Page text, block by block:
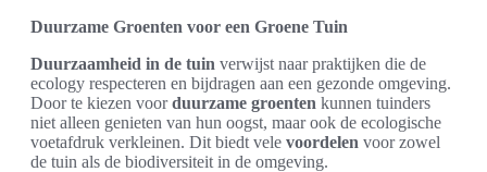
Duurzame Groenten voor een Groene Tuin
Duurzaamheid in de tuin verwijst naar praktijken die de
ecology respecteren en bijdragen aan een gezonde omgeving.
Door te kiezen voorduurzame groenten kunnen tuinders
niet alleen genieten van hun oogst, maar ook de ecologische
voetafdruk verkleinen. Dit biedt vele voordelen voor zowel
de tuin als de biodiversiteit in de omgeving.